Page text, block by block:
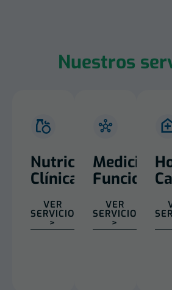
Nuestros
Nutrición
Clínica
VER
SERVICIO
>
Medicina
Funcional
VER
SERVICIO
>